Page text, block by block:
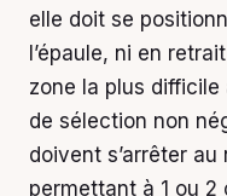
elle doit se
l’épaule, ni en
zone la plus
de sélection non
doivent s’arrêter au
permettant à 1 ou